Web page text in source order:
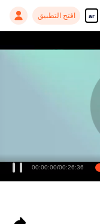
ar افتح التطبيق
00:00:00/00:26:36